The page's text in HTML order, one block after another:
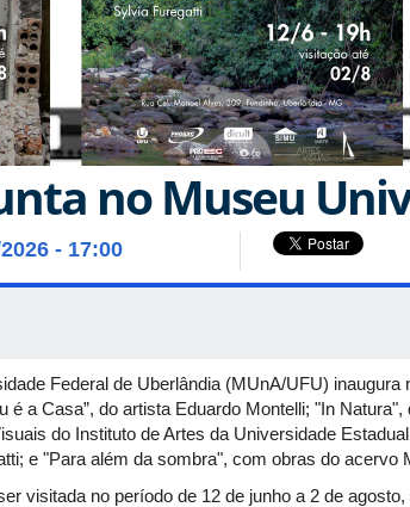
no Museu
- 17:00
Federal de Uberlândia (MUnA/UFU)
é a Casa”, do artista Eduardo Montelli; "In
do Instituto de Artes da Universidade
e "Para além da sombra", com obras do acervo
visitada no período de 12 de junho a 2 de